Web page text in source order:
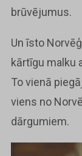
brūvējumus.
Un īsto
kārtīgu malku
To vienā
viens no
dārgumiem.